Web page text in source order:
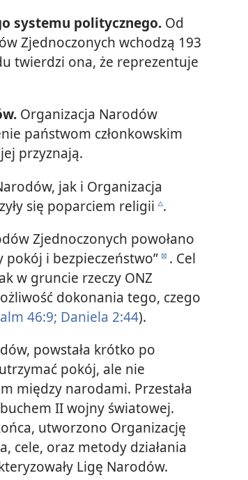
systemu politycznego.Od
Zjednoczonych wchodzą 193
twierdzi ona, że reprezentuje
Organizacja Narodów
państwom członkowskim
przyznają.
jak i Organizacja
się poparciem religii c.
Zjednoczonych powołano
i bezpieczeństwo” d . Cel
w gruncie rzeczy ONZ
dokonania tego, czego
46:9; Daniela 2:44).
powstała krótko po
pokój, ale nie
między narodami. Przestała
II wojny światowej.
utworzono Organizację
cele, oraz metody działania
Ligę Narodów.